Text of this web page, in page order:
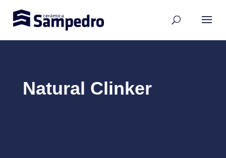
Natural Clinker